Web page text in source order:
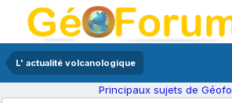
L' actualité volcanologique
Principaux sujets de